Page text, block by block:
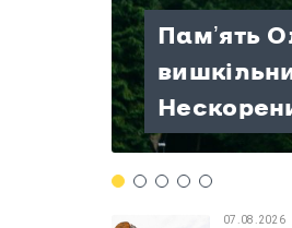
Памʼять
Палата
Садова
«Україна
«Терапія
07.08.2026